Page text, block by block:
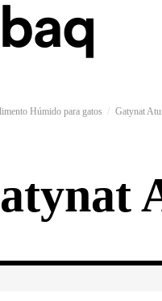
Húmido para gatos Gatynat